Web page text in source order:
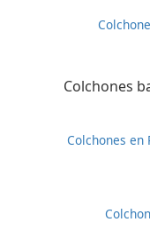
Colchones
Colchones en